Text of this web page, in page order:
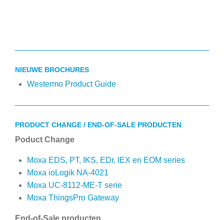
NIEUWE BROCHURES
Westermo Product Guide
PRODUCT CHANGE / END-OF-SALE PRODUCTEN
Poduct Change
Moxa EDS, PT, IKS, EDr, IEX en EOM series
Moxa ioLogik NA-4021
Moxa UC-8112-ME-T serie
Moxa ThingsPro Gateway
End-of-Sale producten